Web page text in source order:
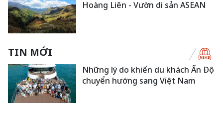
Hoàng Liên - Vườn di sản ASEAN
TIN MỚI
Những lý do khiến du khách Ấn Độ
chuyển hướng sang Việt Nam